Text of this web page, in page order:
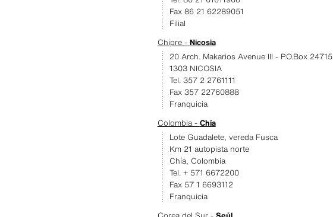
Fax 86 21 62289051
Filial
Chipre - Nicosia
20 Arch. Makarios Avenue III - P.O.Box 24715
1303 NICOSIA
Tel. 357 2 2761111
Fax 357 22760888
Franquicia
Colombia - Chía
Lote Guadalete, vereda Fusca
Km 21 autopista norte
Chía, Colombia
Tel. + 571 6672200
Fax 57 1 6693112
Franquicia